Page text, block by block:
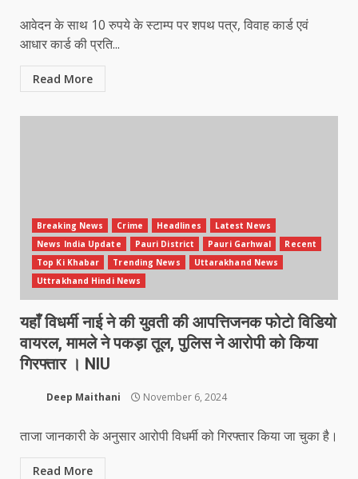
आवेदन के साथ 10 रुपये के स्टाम्प पर शपथ पत्र, विवाह कार्ड एवं
आधार कार्ड की प्रति...
Read More
Breaking News Crime Headlines
Latest News
News India Update
Pauri District Pauri Garhwal
Recent
Top Ki Khabar
Trending News
Uttarakhand News
Uttrakhand Hindi News
यहाँ विधर्मी नाई ने की युवती की आपत्तिजनक फोटो विडियो
वायरल, मामले ने पकड़ा तूल, पुलिस ने आरोपी को किया
गिरफ्तार । NIU
Deep Maithani November 6, 2024
ताजा जानकारी के अनुसार आरोपी विधर्मी को गिरफ्तार किया जा चुका है।
Read More